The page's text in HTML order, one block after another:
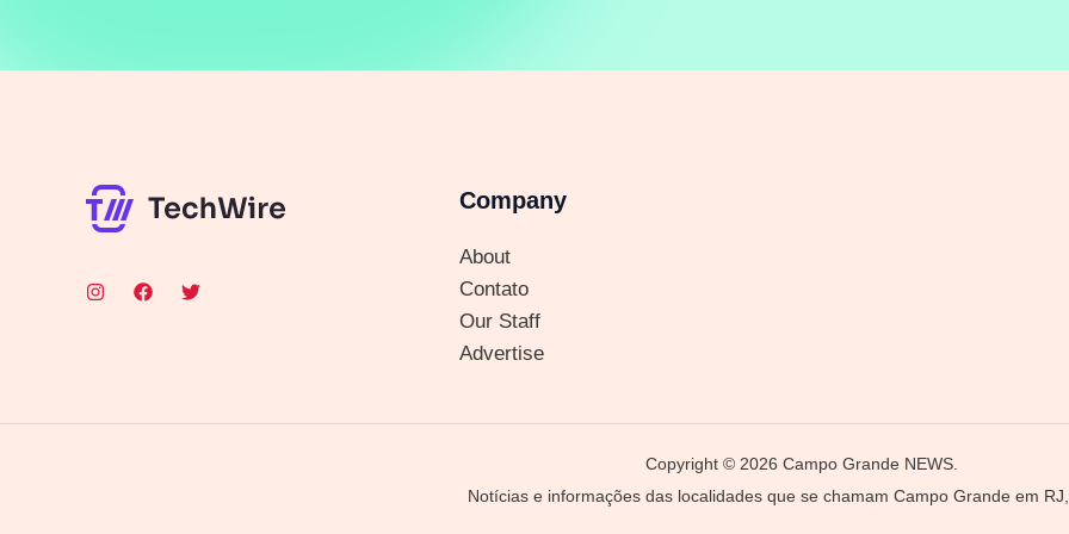
Company
About
Contato
Our Staff
Advertise
Copyright © 2026 Campo Grande NEWS.
Notícias e informações das localidades que se chamam Campo Grande em RJ,